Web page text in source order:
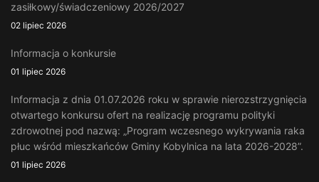
zasiłkowy/świadczeniowy 2026/2027
02 lipiec 2026
Informacja o konkursie
01 lipiec 2026
Informacja z dnia 01.07.2026 roku w sprawie nierozstrzygnięcia
otwartego konkursu ofert na realizację programu polityki
zdrowotnej pod nazwą: „Program wczesnego wykrywania raka
płuc wśród mieszkańców Gminy Kobylnica na lata 2026-2028”.
01 lipiec 2026